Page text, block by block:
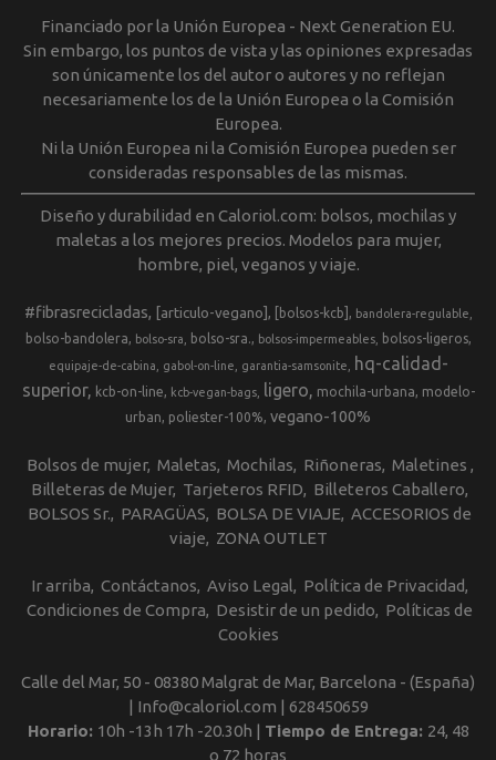
Financiado por la Unión Europea - Next Generation EU.
Sin embargo, los puntos de vista y las opiniones expresadas
son únicamente los del autor o autores y no reflejan
necesariamente los de la Unión Europea o la Comisión
Europea.
Ni la Unión Europea ni la Comisión Europea pueden ser
consideradas responsables de las mismas.
Diseño y durabilidad en Caloriol.com: bolsos, mochilas y
maletas a los mejores precios. Modelos para mujer,
hombre, piel, veganos y viaje.
#fibrasrecicladas [articulo-vegano] [bolsos-kcb] bandolera-regulable
bolso-bandolera bolso-sra bolso-sra. bolsos-impermeables bolsos-ligeros
equipaje-de-cabina gabol-on-line garantia-samsonite
hq-calidad-
superior
kcb-on-line kcb-vegan-bags ligero mochila-urbana
modelo-
urban
poliester-100% vegano-100%
Bolsos de mujer Maletas Mochilas Riñoneras Maletines
Billeteras de Mujer Tarjeteros RFID
Billeteros Caballero
BOLSOS Sr.
PARAGÜAS BOLSA DE VIAJE ACCESORIOS de
viaje
ZONA OUTLET
Ir arriba Contáctanos Aviso Legal
Política de Privacidad
Condiciones de Compra
Desistir de un pedido
Políticas de
Cookies
Calle del Mar, 50 - 08380 Malgrat de Mar, Barcelona - (España)
| Info@caloriol.com | 628450659
Horario: 10h -13h 17h -20.30h | Tiempo de Entrega: 24, 48
o 72 horas